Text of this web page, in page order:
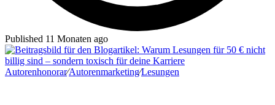
Published 11 Monaten ago
Autorenhonorar∕Autorenmarketing∕Lesungen